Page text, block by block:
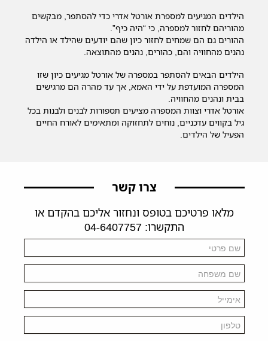
הילדים המגיעים למספרת אורטל אדרי כדי להסתפר, מבקשים
מהוריהם לחזור למספרה, כי “היה כיף”.
ההורים גם הם שמחים לחזור כיון שהם יודעים שהילד או הילדה
נהנים מהחוויה והם, כהורים, נהנים מהתוצאה.
הילדים הבאים להסתפר במספרה של אורטל מגיעים כיון שזו
המספרה המועדפת על ידי האמא, אך עד מהרה הם מרגישים
בבית ונהנים מהחוויה.
אורטל אדרי וצוות המספרה מציעים תספורות לבנים ולבנות בכל
גיל בקווים עדכניים, נוחים לתחזוקה ומתאימים לאורח החיים
הפעיל של הילדים.
צרו קשר
מלאו פרטיכם בטופס ונחזור אליכם בהקדם או
התקשרו: 04-6407757